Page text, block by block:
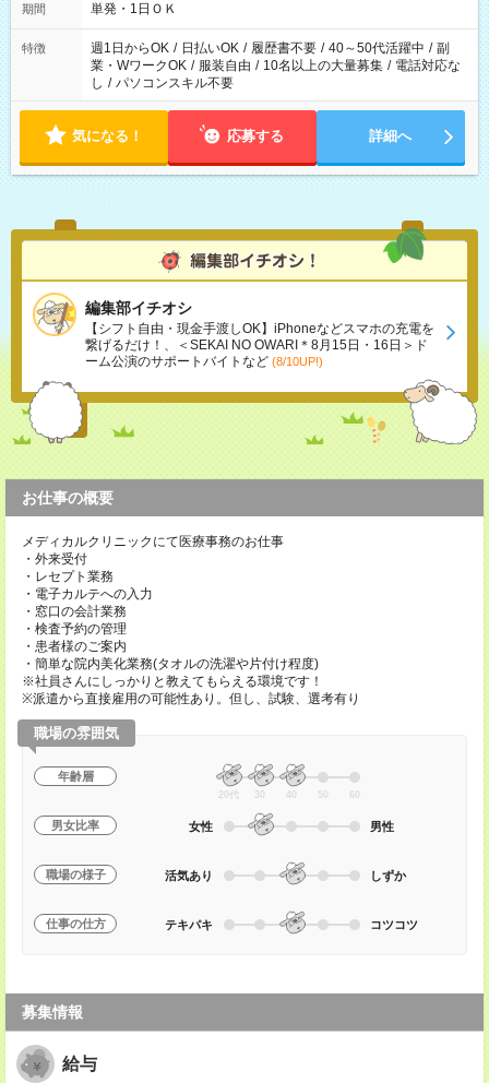
期間 単発・1日ＯＫ
特徴 週1日からOK / 日払いOK / 履歴書不要 / 40～50代活躍中 / 副
業・WワークOK / 服装自由 / 10名以上の大量募集 / 電話対応な
し / パソコンスキル不要
気になる！ 応募する 詳細へ
編集部イチオシ
【シフト自由・現金手渡しOK】iPhoneなどスマホの充電を
繋げるだけ！、＜SEKAI NO OWARI＊8月15日・16日＞ド
ーム公演のサポートバイトなど (8/10UP!)
お仕事の概要
メディカルクリニックにて医療事務のお仕事
・外来受付
・レセプト業務
・電子カルテへの入力
・窓口の会計業務
・検査予約の管理
・患者様のご案内
・簡単な院内美化業務(タオルの洗濯や片付け程度)
※社員さんにしっかりと教えてもらえる環境です！
※派遣から直接雇用の可能性あり。但し、試験、選考有り
職場の雰囲気
年齢層
20代 30 40 50 60
男女比率 女性 男性
職場の様子 活気あり しずか
仕事の仕方 テキパキ コツコツ
募集情報
給与